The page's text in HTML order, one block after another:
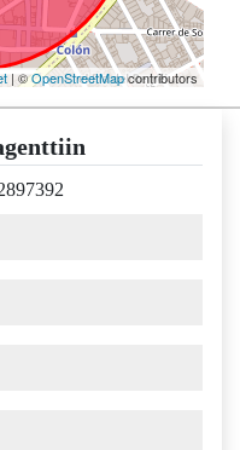
| ©OpenStreetMapcontributors